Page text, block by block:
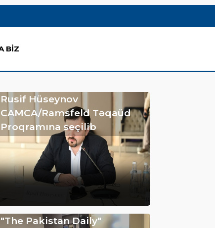
BİZ
Rusif Hüseynov
CAMCA/Ramsfeld Təqaüd
Proqramına seçilib
"The Pakistan Daily"